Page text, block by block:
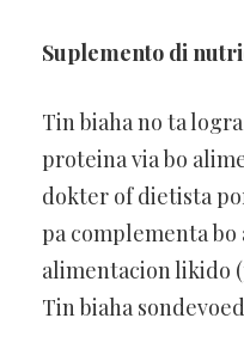
Suplemento di
Tin biaha no ta
proteina via bo
dokter of dietista
pa complementa
alimentacion likido
Tin biaha